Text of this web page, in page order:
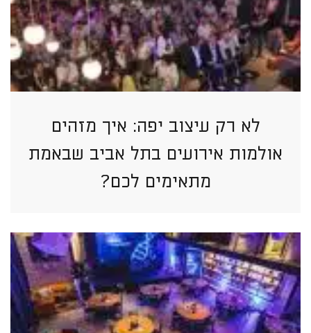
לא רק עיצוב יפה: איך מזהים
אולמות אירועים בתל אביב שבאמת
מתאימים לכם?